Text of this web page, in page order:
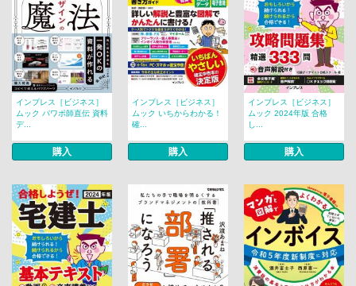
インプレス［ビジネス］
ムック パワポ師直伝 資料
デ...
購入
インプレス［ビジネス］
ムック いちからわかる！
確...
購入
インプレス［ビジネス］
ムック 2024年版 合格
し...
購入